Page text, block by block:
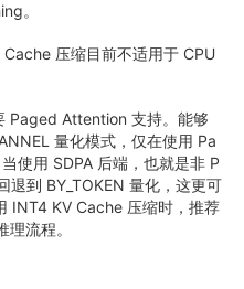
。
压缩目前不适用于 CPU
Paged Attention 支持。能够
量化模式，仅在使用 Pa
使用 SDPA 后端，也就是非 P
到 BY_TOKEN 量化，这更可
INT4 KV Cache 压缩时，推荐
流程。